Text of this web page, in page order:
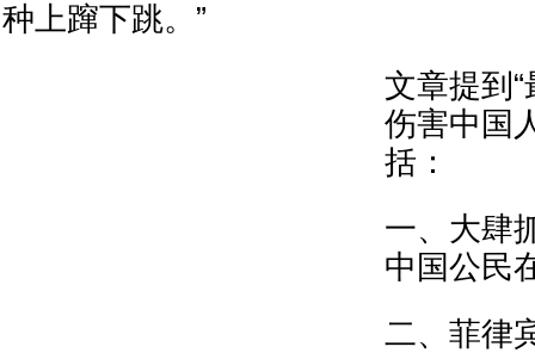
种上蹿下跳。”
文章提到
伤害中国
括：
一、大肆
中国公民
二、菲律